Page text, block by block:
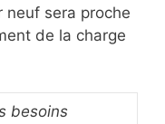
neuf sera proche
de la charge
besoins